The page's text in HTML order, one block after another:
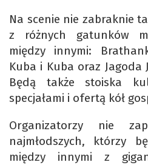
Na scenie nie zabraknie
z różnych gatunków
między innymi:
Kuba i Kuba oraz Jagoda
Będą także stoiska
specjałami i ofertą kół
Organizatorzy nie
najmłodszych, którzy
między innymi z